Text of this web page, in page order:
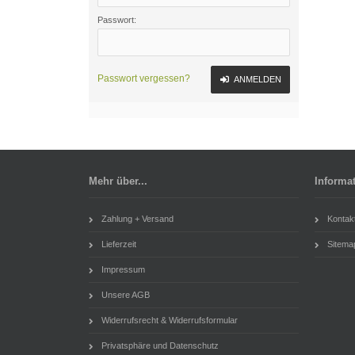
Passwort:
Passwort vergessen? ANMELDEN
Mehr über...
Zahlung + Versand
Lieferzeit
Impressum
Unsere AGB
Widerrufsrecht & Widerrufsformular
Privatsphäre und Datenschutz